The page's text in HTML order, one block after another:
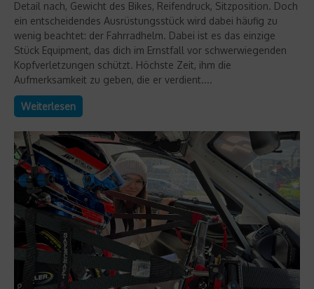
Detail nach, Gewicht des Bikes, Reifendruck, Sitzposition. Doch
ein entscheidendes Ausrüstungsstück wird dabei häufig zu
wenig beachtet: der Fahrradhelm. Dabei ist es das einzige
Stück Equipment, das dich im Ernstfall vor schwerwiegenden
Kopfverletzungen schützt. Höchste Zeit, ihm die
Aufmerksamkeit zu geben, die er verdient....
Weiterlesen